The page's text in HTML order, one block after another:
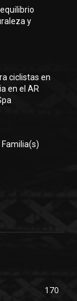
y
ciclistas en
en el AR
170